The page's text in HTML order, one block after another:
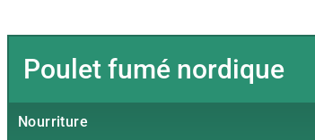
Poulet fumé nordique
Nourriture